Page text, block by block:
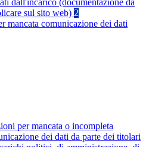
dall'incarico (documentazione da
sul sito web) 2
mancata comunicazione dei dati
per mancata o incompleta
dei dati da parte dei titolari